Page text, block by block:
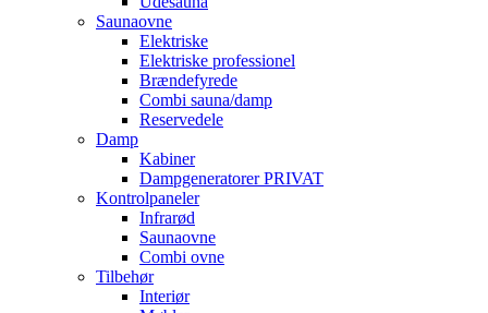
Saunaovne
Elektriske
Elektriske professionel
Brændefyrede
Combi sauna/damp
Reservedele
Damp
Kabiner
Dampgeneratorer PRIVAT
Kontrolpaneler
Infrarød
Saunaovne
Combi ovne
Tilbehør
Interiør